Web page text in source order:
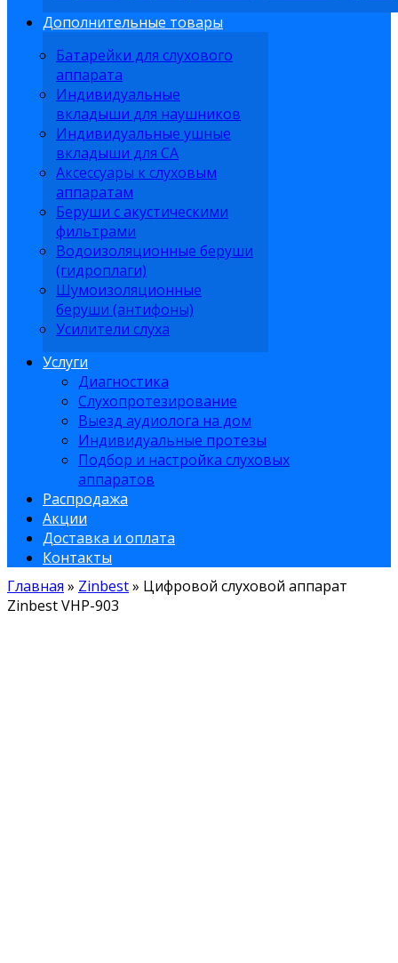
Дополнительные товары
Батарейки для слухового
аппарата
Индивидуальные
вкладыши для наушников
Индивидуальные ушные
вкладыши для СА
Аксессуары к слуховым
аппаратам
Беруши с акустическими
фильтрами
Водоизоляционные беруши
(гидроплаги)
Шумоизоляционные
беруши (антифоны)
Усилители слуха
Услуги
Диагностика
Слухопротезирование
Выезд аудиолога на дом
Индивидуальные протезы
Подбор и настройка слуховых
аппаратов
Распродажа
Акции
Доставка и оплата
Контакты
Главная » Zinbest» Цифровой слуховой аппарат
Zinbest VHP-903